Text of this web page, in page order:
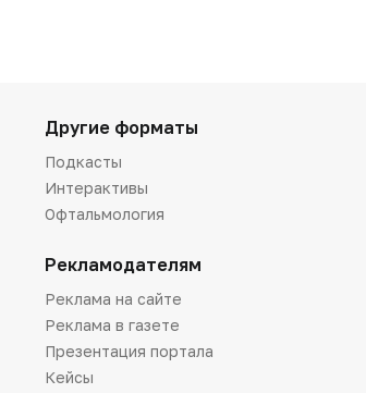
Другие форматы
Подкасты
Интерактивы
Офтальмология
Рекламодателям
Реклама на сайте
Реклама в газете
Презентация портала
Кейсы